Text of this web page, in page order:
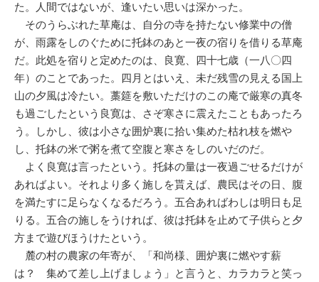
た。人間ではないが、逢いたい思いは深かった。
そのうらぶれた草庵は、自分の寺を持たない修業中の僧
が、雨露をしのぐために托鉢のあと一夜の宿りを借りる草庵
だ。此処を宿りと定めたのは、良寛、四十七歳（一八〇四
年）のことであった。四月とはいえ、未だ残雪の見える国上
山の夕風は冷たい。藁筵を敷いただけのこの庵で厳寒の真冬
も過ごしたという良寛は、さぞ寒さに震えたこともあったろ
う。しかし、彼は小さな囲炉裏に拾い集めた枯れ枝を燃や
し、托鉢の米で粥を煮て空腹と寒さをしのいだのだ。
よく良寛は言ったという。托鉢の量は一夜過ごせるだけが
あればよい。それより多く施しを貰えば、農民はその日、腹
を満たすに足らなくなるだろう。五合あればわしは明日も足
りる。五合の施しをうければ、彼は托鉢を止めて子供らと夕
方まで遊びほうけたという。
麓の村の農家の年寄が、「和尚様、囲炉裏に燃やす薪
は？ 集めて差し上げましょう」と言うと、カラカラと笑っ